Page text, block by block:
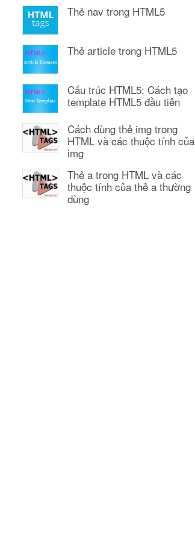
Thẻ nav trong HTML5
Thẻ article trong HTML5
Cấu trúc HTML5: Cách tạo
template HTML5 đầu tiên
Cách dùng thẻ img trong
HTML và các thuộc tính của
img
Thẻ a trong HTML và các
thuộc tính của thẻ a thường
dùng